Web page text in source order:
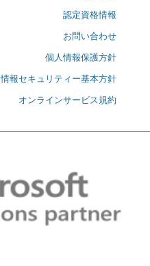
認定資格情報
お問い合わせ
個人情報保護方針
情報セキュリティー基本方針
オンラインサービス規約